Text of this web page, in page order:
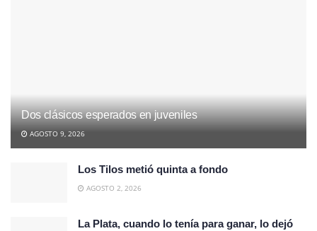
Dos clásicos esperados en juveniles
AGOSTO 9, 2026
Los Tilos metió quinta a fondo
AGOSTO 2, 2026
La Plata, cuando lo tenía para ganar, lo dejó